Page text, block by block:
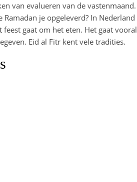
van evalueren van de vastenmaand.
je opgeleverd? In Nederland
gaat om het eten. Het gaat vooral
Eid al Fitr kent vele tradities.